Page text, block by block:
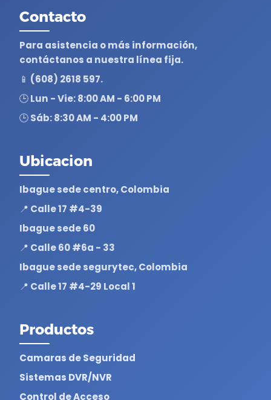
Contacto
Para asistencia o más información,
contáctanos a nuestra línea fija.
📱 (608) 2618 597.
🕒 Lun - Vie: 8:00 AM - 6:00 PM
🕒 Sáb: 8:30 AM - 4:00 PM
Ubicacion
Ibague sede centro, Colombia
📍 Calle 17 #4-39
Ibague sede 60
📍 Calle 60 #6a - 33
Ibague sede segurytec, Colombia
📍 Calle 17 #4-29 Local 1
Productos
Camaras de Seguridad
Sistemas DVR/NVR
Control de Acceso